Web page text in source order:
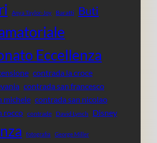
Anya Taylor-Joy Baratti Buti
Eccellenza
contrada la croce
contrada san francesco
michele contrada san nicolao
rocco contrade David Lynch Disney
fotografia George Miller